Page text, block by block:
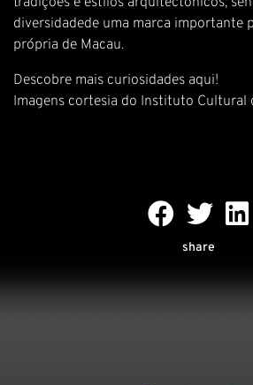
diversidadede uma marca importante
própria de Macau.
Descobre mais curiosidades aqui!
Imagens cortesia do Instituto Cultural
share